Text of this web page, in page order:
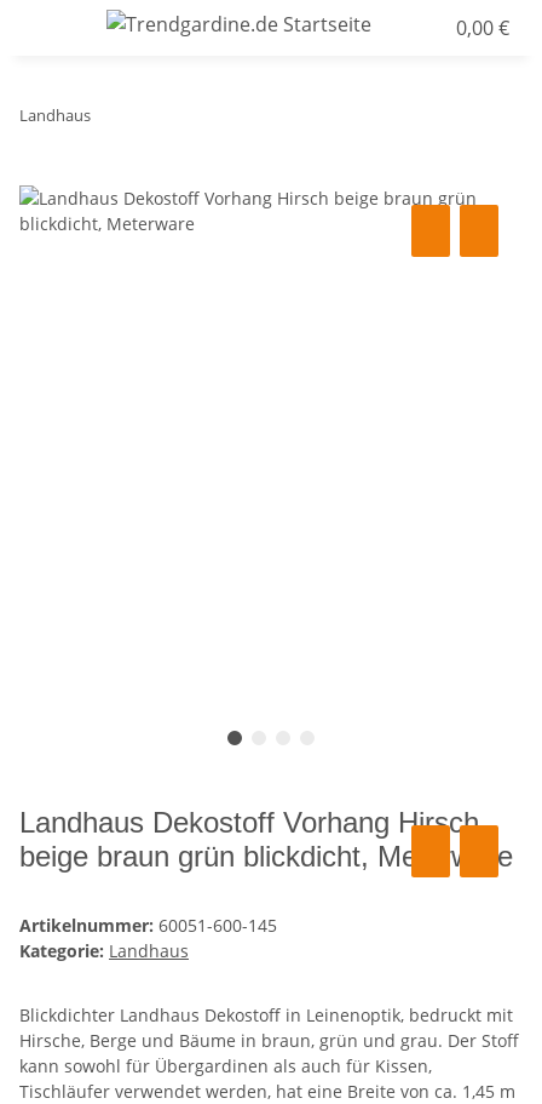
0,00 €
Landhaus
Landhaus Dekostoff Vorhang Hirsch
beige braun grün blickdicht, Meterware
Artikelnummer: 60051-600-145
Kategorie: Landhaus
Blickdichter Landhaus Dekostoff in Leinenoptik, bedruckt mit
Hirsche, Berge und Bäume in braun, grün und grau. Der Stoff
kann sowohl für Übergardinen als auch für Kissen,
Tischläufer verwendet werden, hat eine Breite von ca. 1,45 m